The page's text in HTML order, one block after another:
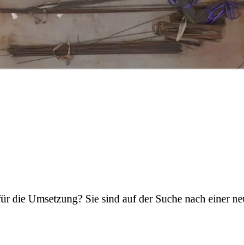
die Umsetzung? Sie sind auf der Suche nach einer